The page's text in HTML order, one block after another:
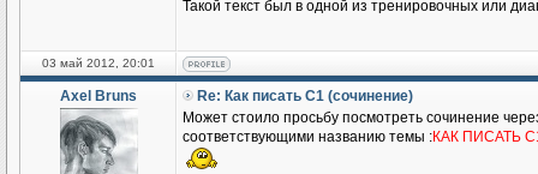
Такой текст был в одной из тренировочных или
03 май 2012, 20:01
Axel Bruns
Re: Как писать С1 (сочинение)
Может стоило просьбу посмотреть сочинение
соответствующими названию темы :КАК ПИСАТЬ